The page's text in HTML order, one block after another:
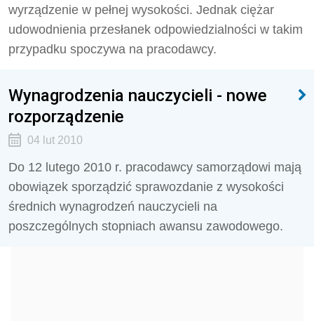
wyrządzenie w pełnej wysokości. Jednak ciężar
udowodnienia przesłanek odpowiedzialności w takim
przypadku spoczywa na pracodawcy.
Wynagrodzenia nauczycieli - nowe
rozporządzenie
04 lut 2010
Do 12 lutego 2010 r. pracodawcy samorządowi mają
obowiązek sporządzić sprawozdanie z wysokości
średnich wynagrodzeń nauczycieli na
poszczególnych stopniach awansu zawodowego.